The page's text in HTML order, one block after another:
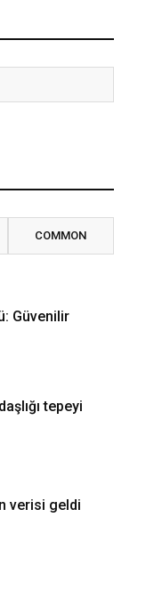
COMMON
Güvenilir
tepeyi
verisi geldi